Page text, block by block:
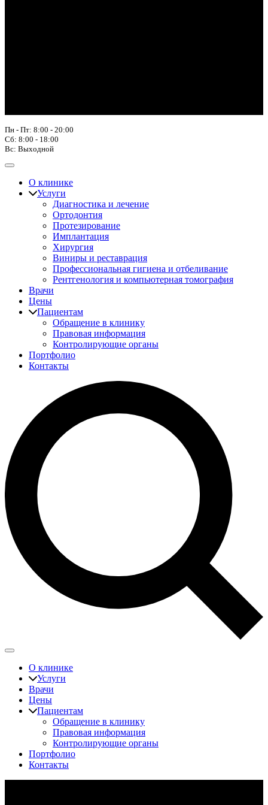
Пн - Пт: 8:00 - 20:00
Сб: 8:00 - 18:00
Вс: Выходной
О клинике
Услуги
Диагностика и лечение
Ортодонтия
Протезирование
Имплантация
Хирургия
Виниры и реставрация
Профессиональная гигиена и отбеливание
Рентгенология и компьютерная томография
Врачи
Цены
Пациентам
Обращение в клинику
Правовая информация
Контролирующие органы
Портфолио
Контакты
О клинике
Услуги
Врачи
Цены
Пациентам
Обращение в клинику
Правовая информация
Контролирующие органы
Портфолио
Контакты